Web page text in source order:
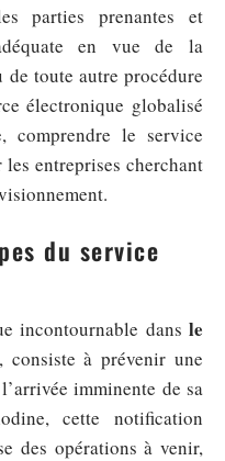
parties prenantes et
en vue de la
de toute autre procédure
électronique globalisé
le service
entreprises cherchant
du service
incontournable dansle
, consiste à prévenir une
imminente de sa
cette notification
des opérations à venir,